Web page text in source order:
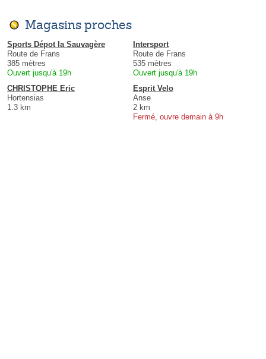
Magasins proches
Sports Dépot la Sauvagère
Route de Frans
385 mètres
Ouvert jusqu'à 19h
Intersport
Route de Frans
535 mètres
Ouvert jusqu'à 19h
CHRISTOPHE Eric
Hortensias
1.3 km
Esprit Velo
Anse
2 km
Fermé, ouvre demain à 9h